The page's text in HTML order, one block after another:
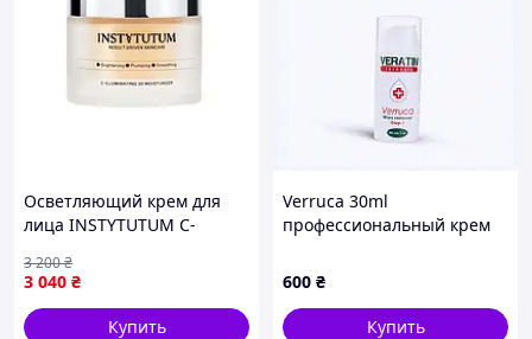
Осветляющий крем для
лица INSTYTUTUM C-
с витамином С и
гиалуроновой кислотой, 50
мл
3 040 ₴
3 200₴
Купить
Verruca 30ml
профессиональный крем
M68328E87
600 ₴
Купить